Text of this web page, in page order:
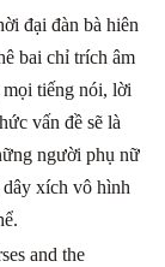
đại đàn bà hiên
bai chỉ trích âm
mọi tiếng nói, lời
vấn đề sẽ là
người phụ nữ
xích vô hình
and the